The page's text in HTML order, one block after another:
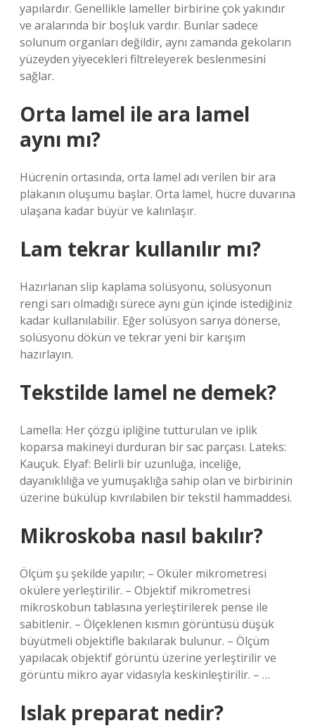
yapılardır. Genellikle lameller birbirine çok yakındır
ve aralarında bir boşluk vardır. Bunlar sadece
solunum organları değildir, aynı zamanda gekoların
yüzeyden yiyecekleri filtreleyerek beslenmesini
sağlar.
Orta lamel ile ara lamel
aynı mı?
Hücrenin ortasında, orta lamel adı verilen bir ara
plakanın oluşumu başlar. Orta lamel, hücre duvarına
ulaşana kadar büyür ve kalınlaşır.
Lam tekrar kullanılır mı?
Hazırlanan slip kaplama solüsyonu, solüsyonun
rengi sarı olmadığı sürece aynı gün içinde istediğiniz
kadar kullanılabilir. Eğer solüsyon sarıya dönerse,
solüsyonu dökün ve tekrar yeni bir karışım
hazırlayın.
Tekstilde lamel ne demek?
Lamella: Her çözgü ipliğine tutturulan ve iplik
koparsa makineyi durduran bir sac parçası. Lateks:
Kauçuk. Elyaf: Belirli bir uzunluğa, inceliğe,
dayanıklılığa ve yumuşaklığa sahip olan ve birbirinin
üzerine bükülüp kıvrılabilen bir tekstil hammaddesi.
Mikroskoba nasıl bakılır?
Ölçüm şu şekilde yapılır; – Oküler mikrometresi
okülere yerleştirilir. – Objektif mikrometresi
mikroskobun tablasına yerleştirilerek pense ile
sabitlenir. – Ölçeklenen kısmın görüntüsü düşük
büyütmeli objektifle bakılarak bulunur. – Ölçüm
yapılacak objektif görüntü üzerine yerleştirilir ve
görüntü mikro ayar vidasıyla keskinleştirilir. – …
Islak preparat nedir?